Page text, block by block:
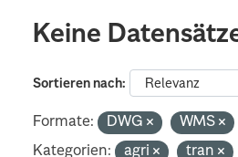
Keine
Sortieren nach
Formate: DWG WMS
Kategorien:
agri tran